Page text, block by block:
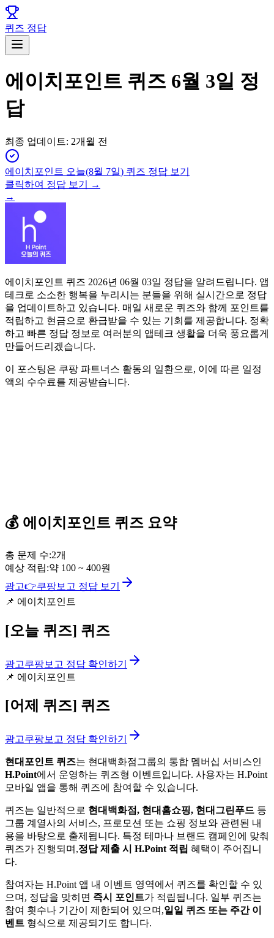
퀴즈 정답
에이치포인트 퀴즈 6월 3일 정
답
최종 업데이트: 2개월 전
에이치포인트 오늘(8월 7일) 퀴즈 정답 보기
클릭하여 정답 보기 →
→
에이치포인트 퀴즈 2026년 06월 03일 정답을 알려드립니다. 앱
테크로 소소한 행복을 누리시는 분들을 위해 실시간으로 정답
을 업데이트하고 있습니다. 매일 새로운 퀴즈와 함께 포인트를
적립하고 현금으로 환급받을 수 있는 기회를 제공합니다. 정확
하고 빠른 정답 정보로 여러분의 앱테크 생활을 더욱 풍요롭게
만들어드리겠습니다.
이 포스팅은 쿠팡 파트너스 활동의 일환으로, 이에 따른 일정
액의 수수료를 제공받습니다.
💰 에이치포인트 퀴즈 요약
총 문제 수:2개
예상 적립:약 100 ~ 400원
광고👉쿠팡보고 정답 보기
📌 에이치포인트
[오늘 퀴즈] 퀴즈
광고쿠팡보고 정답 확인하기
📌 에이치포인트
[어제 퀴즈] 퀴즈
광고쿠팡보고 정답 확인하기
현대포인트 퀴즈는 현대백화점그룹의 통합 멤버십 서비스인
H.Point에서 운영하는 퀴즈형 이벤트입니다. 사용자는 H.Point
모바일 앱을 통해 퀴즈에 참여할 수 있습니다.
퀴즈는 일반적으로 현대백화점, 현대홈쇼핑, 현대그린푸드 등
그룹 계열사의 서비스, 프로모션 또는 쇼핑 정보와 관련된 내
용을 바탕으로 출제됩니다. 특정 테마나 브랜드 캠페인에 맞춰
퀴즈가 진행되며,정답 제출 시 H.Point 적립 혜택이 주어집니
다.
참여자는 H.Point 앱 내 이벤트 영역에서 퀴즈를 확인할 수 있
으며, 정답을 맞히면 즉시 포인트가 적립됩니다. 일부 퀴즈는
참여 횟수나 기간이 제한되어 있으며,일일 퀴즈 또는 주간 이
벤트 형식으로 제공되기도 합니다.